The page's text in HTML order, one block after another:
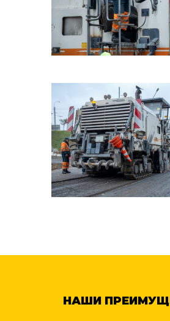
НАШИ